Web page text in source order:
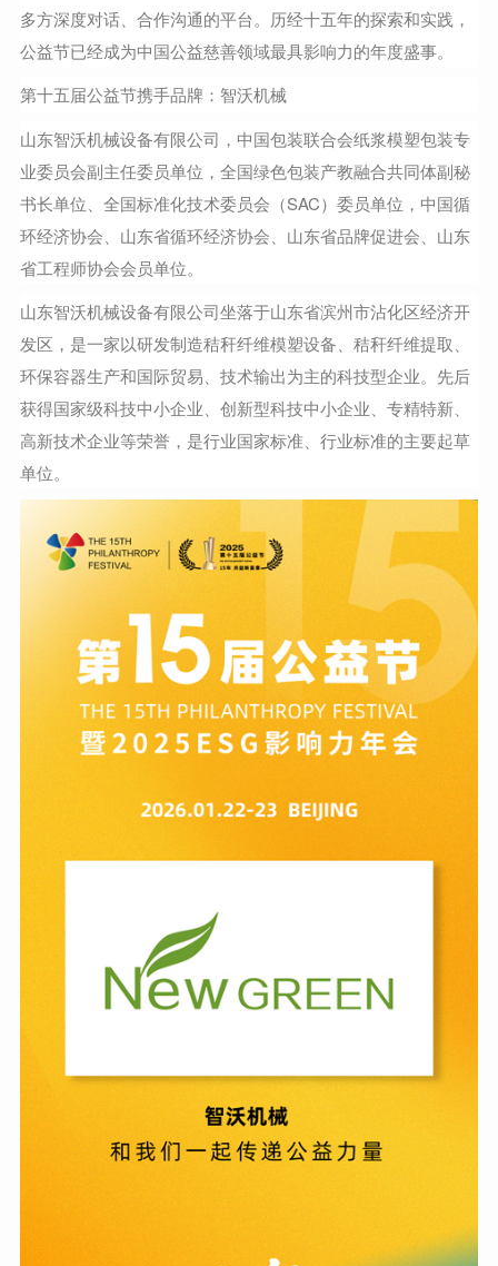
多方深度对话、合作沟通的平台。历经十五年的探索和实践，
公益节已经成为中国公益慈善领域最具影响力的年度盛事。
第十五届公益节携手品牌： 智沃机械
山东智沃机械设备有限公司，中国包装联合会纸浆模塑包装专
业委员会副主任委员单位，全国绿色包装产教融合共同体副秘
书长单位、全国标准化技术委员会（SAC）委员单位，中国循
环经济协会、山东省循环经济协会、山东省品牌促进会、山东
省工程师协会会员单位。
山东智沃机械设备有限公司坐落于山东省滨州市沾化区经济开
发区，是一家以研发制造秸秆纤维模塑设备、秸秆纤维提取、
环保容器生产和国际贸易、技术输出为主的科技型企业。先后
获得国家级科技中小企业、创新型科技中小企业、专精特新、
高新技术企业等荣誉，是行业国家标准、行业标准的主要起草
单位。